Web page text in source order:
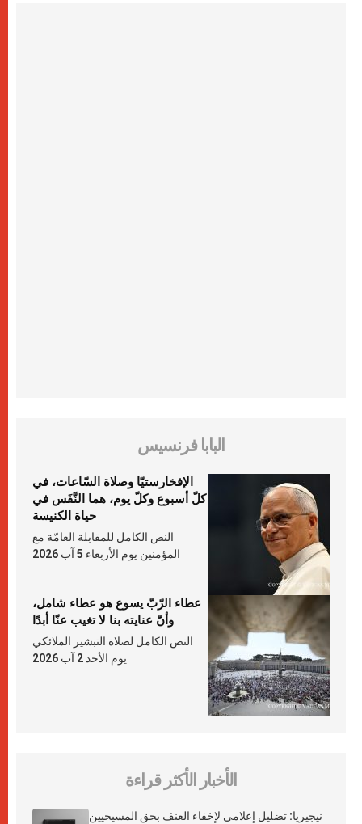
البابا فرنسيس
الإفخارستيّا وصلاة السّاعات، في
كلّ أسبوع وكلّ يوم، هما النَّفَس في
حياة الكنيسة
النص الكامل للمقابلة العامّة مع
المؤمنين يوم الأربعاء 5 آب 2026
عطاء الرّبّ يسوع هو عطاء شامل،
وأنّ عنايته بنا لا تغيب عنّا أبدًا
النص الكامل لصلاة التبشير الملائكي
يوم الأحد 2 آب 2026
الأخبار الأكثر قراءة
نيجيريا: تضليل إعلامي لإخفاء العنف بحق المسيحيين